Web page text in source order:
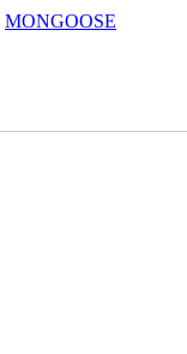
MONGOOSE